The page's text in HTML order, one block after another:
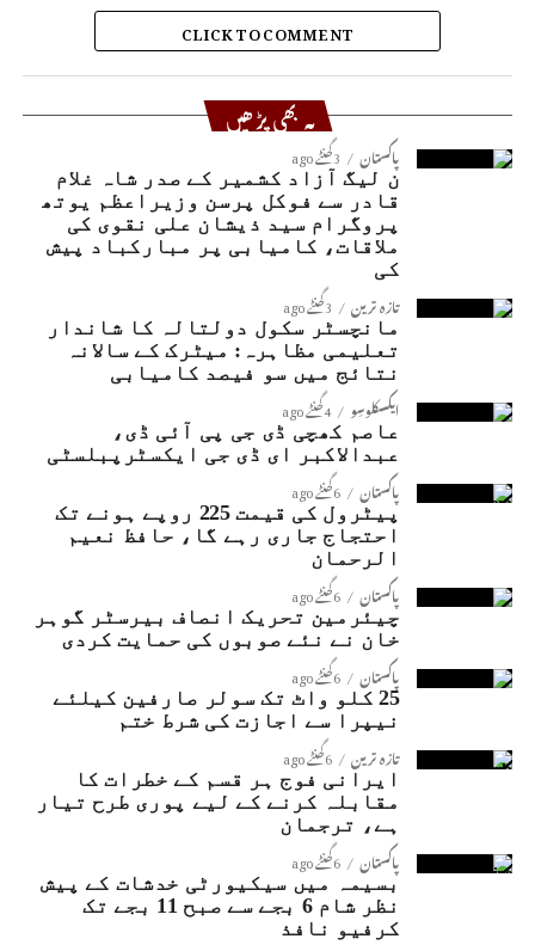
CLICK TO COMMENT
یہ بھی پڑھیں
پاکستان 3 گھنٹے ago
ن لیگ آزاد کشمیر کے صدر شاہ غلام
قادر سے فوکل پرسن وزیراعظم یوتھ
پروگرام سید ذیشان علی نقوی کی
ملاقات، کامیابی پر مبارکباد پیش
کی
تازہ ترین 3 گھنٹے ago
مانچسٹر سکول دولتالہ کا شاندار
تعلیمی مظاہرہ: میٹرک کے سالانہ
نتائج میں سو فیصد کامیابی
ایکسکلوسِو 4 گھنٹے ago
عاصم کھچی ڈی جی پی آئی ڈی،
عبدالاکبر ای ڈی جی ایکسٹرپبلسٹی
پاکستان 6 گھنٹے ago
پیٹرول کی قیمت 225 روپے ہونے تک
احتجاج جاری رہے گا، حافظ نعیم
الرحمان
پاکستان 6 گھنٹے ago
چیئرمین تحریک انصاف بیرسٹر گوہر
خان نے نئے صوبوں کی حمایت کردی
پاکستان 6 گھنٹے ago
25 کلو واٹ تک سولر صارفین کیلئے
نیپرا سے اجازت کی شرط ختم
تازہ ترین 6 گھنٹے ago
ایرانی فوج ہر قسم کے خطرات کا
مقابلہ کرنے کے لیے پوری طرح تیار
ہے، ترجمان
پاکستان 6 گھنٹے ago
بسیمہ میں سیکیورٹی خدشات کے پیش
نظر شام 6 بجے سے صبح 11 بجے تک
کرفیو نافذ